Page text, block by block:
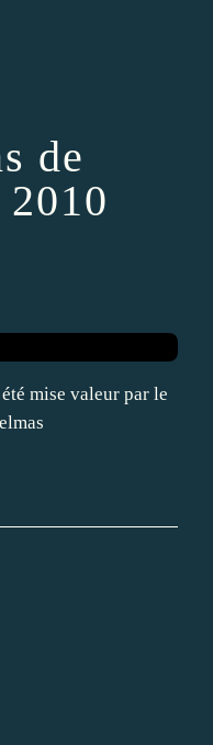
de
mise valeur par le